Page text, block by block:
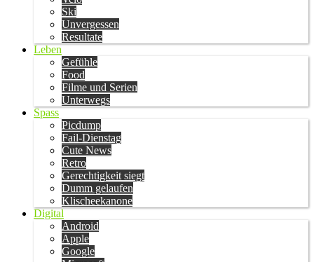
Ski
Unvergessen
Resultate
Leben
Gefühle
Food
Filme und Serien
Unterwegs
Spass
Picdump
Fail-Dienstag
Cute News
Retro
Gerechtigkeit siegt
Dumm gelaufen
Klischeekanone
Digital
Android
Apple
Google